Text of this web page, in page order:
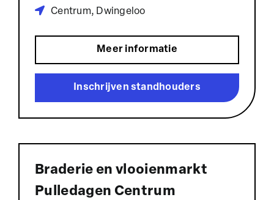
Centrum, Dwingeloo
Meer informatie
Inschrijven standhouders
Braderie en vlooienmarkt
Pulledagen Centrum